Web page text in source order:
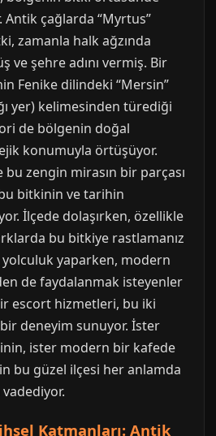
çağlarda “Myrtus”
zamanla halk ağzında
ve şehre adını vermiş. Bir
Fenike dilindeki “Mersin”
yer) kelimesinden türediği
de bölgenin doğal
konumuyla örtüşüyor.
zengin mirasın bir parçası
bu bitkinin ve tarihin
İlçede dolaşırken, özellikle
bu bitkiye rastlamanız
yaparken, modern
de faydalanmak isteyenler
escort hizmetleri, bu iki
deneyim sunuyor. İster
ister modern bir kafede
bu güzel ilçesi her anlamda
Katmanları: Antik